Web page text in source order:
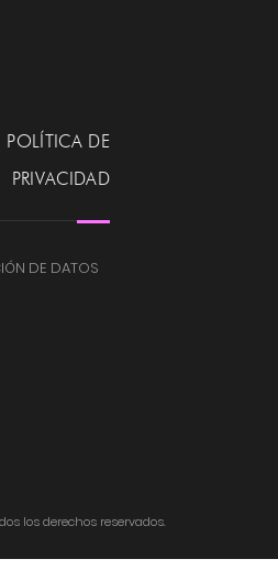
POLÍTICA DE
PRIVACIDAD
DE DATOS
los derechos reservados.